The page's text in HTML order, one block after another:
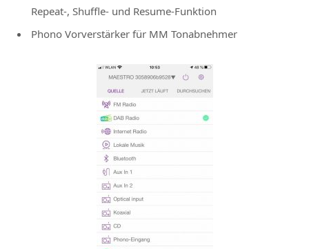
Repeat-, Shuffle- und Resume-Funktion
Phono Vorverstärker für MM Tonabnehmer